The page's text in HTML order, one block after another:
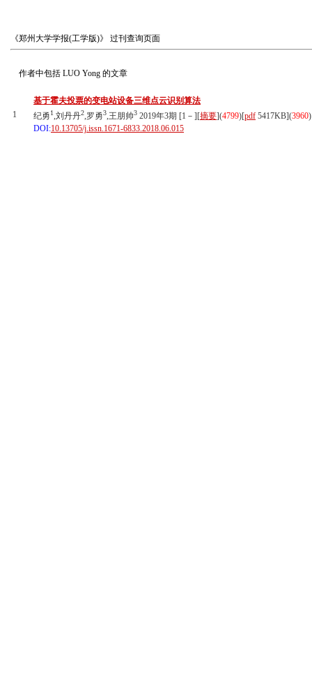
《郑州大学学报(工学版)》 过刊查询页面
作者中包括 LUO Yong 的文章
1
基于霍夫投票的变电站设备三维点云识别算法
纪勇1,刘丹丹2,罗勇3,王朋帅3 2019年3期 [1－][摘要](4799)[pdf 5417KB](3960)
DOI:10.13705/j.issn.1671-6833.2018.06.015